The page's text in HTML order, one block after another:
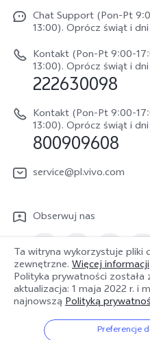
V70
V70 FE
vivo Buds Air3
Funtouch OS
Weryfikacja IMEI
Instrukcja obsługi
Aktualizacja oprogramowania
Dziennik aktualizacji
Sprawdź koszt naprawy
Wyślij Do Naprawy
Polityka gwarancyjna
Pobierz LUTy do
Życie w vivo
Netykieta vivo
Informacje prawne
O nas
Zrównoważony rozwój
Chat Support (Pon-Pt
13:00). Oprócz świąt i
Kontakt (Pon-Pt 9:00-
13:00). Oprócz świąt i
222630098
Kontakt (Pon-Pt 9:00-
13:00). Oprócz świąt i
800909608
service@pl.vivo.com
Obserwuj nas
Polska | Wybierz kraj/
Ta witryna wykorzystuje pliki
zewnętrzne. Więcej informacji
Polityka prywatności została
aktualizacja: 1 maja 2022 r. i
najnowszą Polityką
Preferencje